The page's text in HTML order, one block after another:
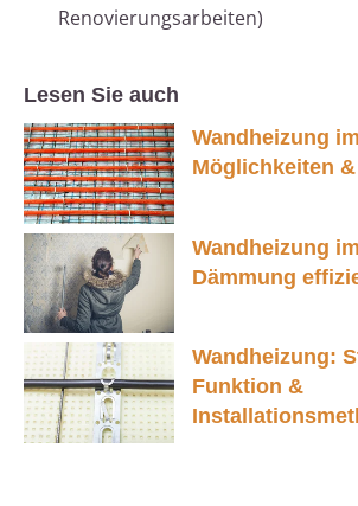
Renovierungsarbeiten)
Lesen Sie auch
Wandheizung
Möglichkeiten
Wandheizung
Dämmung
Wandheizung:
Funktion &